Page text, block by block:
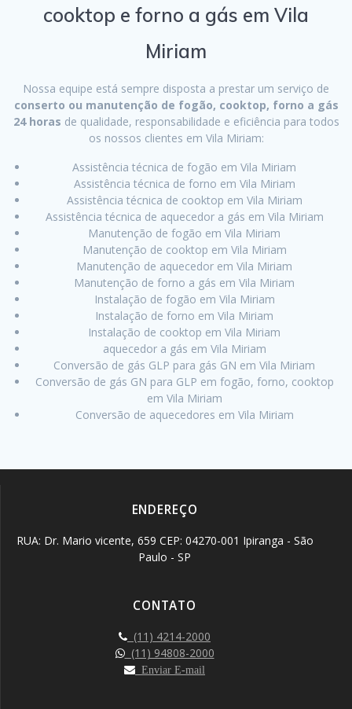
cooktop e forno a gás em Vila
Miriam
Nossa equipe está sempre disposta a prestar um serviço de
conserto ou manutenção de fogão, cooktop, forno a gás
24 horas de qualidade, responsabilidade e eficiência para todos
os nossos clientes em Vila Miriam:
Assistência técnica de fogão em Vila Miriam
Assistência técnica de forno em Vila Miriam
Assistência técnica de cooktop em Vila Miriam
Assistência técnica de aquecedor a gás em Vila Miriam
Manutenção de fogão em Vila Miriam
Manutenção de cooktop em Vila Miriam
Manutenção de aquecedor em Vila Miriam
Manutenção de forno a gás em Vila Miriam
Instalação de fogão em Vila Miriam
Instalação de forno em Vila Miriam
Instalação de cooktop em Vila Miriam
aquecedor a gás em Vila Miriam
Conversão de gás GLP para gás GN em Vila Miriam
Conversão de gás GN para GLP em fogão, forno, cooktop
em Vila Miriam
Conversão de aquecedores em Vila Miriam
ENDEREÇO
RUA: Dr. Mario vicente, 659 CEP: 04270-001 Ipiranga - São
Paulo - SP
CONTATO
(11) 4214-2000
(11) 94808-2000
Enviar E-mail